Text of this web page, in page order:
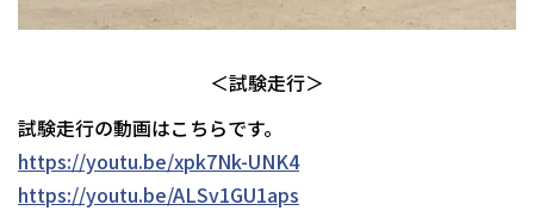
＜試験走行＞
試験走行の動画はこちらです。
https://youtu.be/xpk7Nk-UNK4
https://youtu.be/ALSv1GU1aps